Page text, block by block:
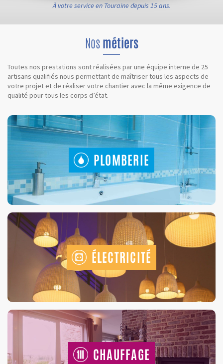
À votre service en Touraine depuis 15 ans.
Nosmétiers
Toutes nos prestations sont réalisées par une équipe interne de 25
artisans qualifiés nous permettant de maîtriser tous les aspects de
votre projet et de réaliser votre chantier avec la même exigence de
qualité pour tous les corps d’état.
PLOMBERIE
ÉLECTRICITÉ
CHAUFFAGE